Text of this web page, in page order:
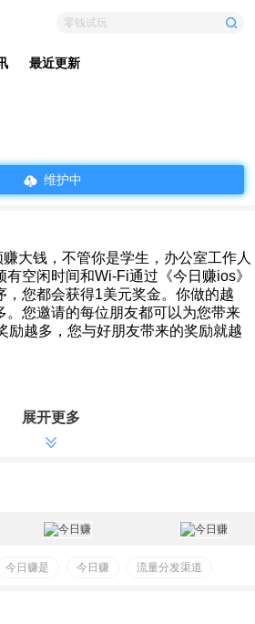
零钱试玩
最近更新
维护中
大钱，不管你是学生，办公室工作人
有空闲时间和Wi-Fi通过《今日赚ios》
，您都会获得1美元奖金。你做的越
。您邀请的每位朋友都可以为您带来
励越多，您与好朋友带来的奖励就越
展开更多
今日赚是 今日赚 流量分发渠道